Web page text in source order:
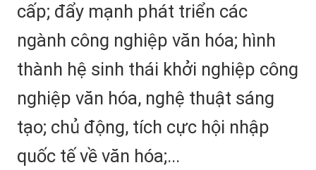
cấp; đẩy mạnh phát triển các
ngành công nghiệp văn hóa; hình
thành hệ sinh thái khởi nghiệp công
nghiệp văn hóa, nghệ thuật sáng
tạo; chủ động, tích cực hội nhập
quốc tế về văn hóa;...